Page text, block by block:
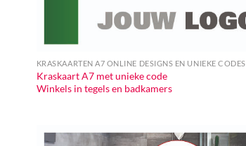
KRASKAARTEN A7 ONLINE DESIGNS EN UNIEKE CODES
Kraskaart A7 met unieke code
Winkels in tegels en badkamers